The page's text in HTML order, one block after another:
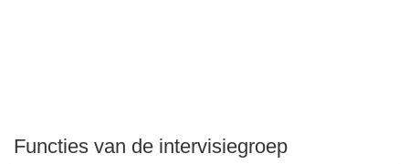
Functies van de intervisiegroep